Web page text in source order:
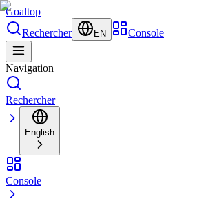
Goaltop
Rechercher
EN Console
Navigation
Rechercher
English
Console